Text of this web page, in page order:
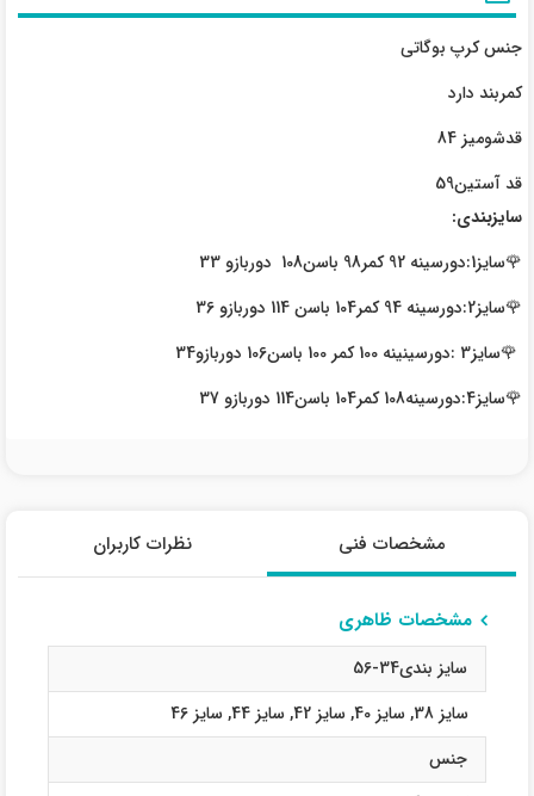
جنس کرپ بوگاتی
کمربند دارد
قدشومیز 84
قد آستین59
سایزبندی:
🌹سایز1:دورسینه 92 کمر98 باسن108 دوربازو 33
🌹سایز2:دورسینه 94 کمر104 باسن 114 دوربازو 36
🌹سایز3 :دورسینینه 100 کمر 100 باسن106 دوربازو34
🌹سایز4:دورسینه108 کمر104 باسن114 دوربازو 37
مشخصات فنی نظرات کاربران
مشخصات ظاهری
سایز بندی34-56
سایز 38
, سایز 40 , سایز 42 , سایز 44 , سایز 46
جنس